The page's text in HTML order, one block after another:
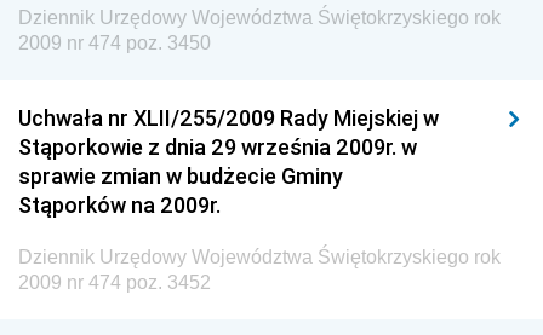
Dziennik Urzędowy Ministra Środowiska i Głównego
Inspektora Ochrony Środowiska
Dziennik Urzędowy Ministerstwa Kultury, Dziedzictwa
Narodowego i Sportu
Dziennik Urzędowy Ministra Finansów, Funduszy i
Dziennik Urzędowy Ministra Rozwoju, Pracy i
Dziennik Urzędowy Województwa Świętokrzyskiego rok
2009 nr 474 poz. 3450
Uchwała nr XLII/255/2009 Rady Miejskiej w
Stąporkowie z dnia 29 września 2009r. w
sprawie zmian w budżecie Gminy
Stąporków na 2009r.
Dziennik Urzędowy Województwa Świętokrzyskiego rok
2009 nr 474 poz. 3452